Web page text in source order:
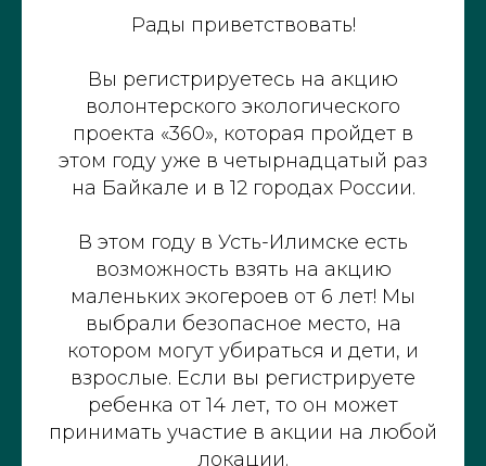
Рады приветствовать!
Вы регистрируетесь на акцию
волонтерского экологического
проекта «360», которая пройдет в
этом году уже в четырнадцатый раз
на Байкале и в 12 городах России.
В этом году в Усть-Илимске есть
возможность взять на акцию
маленьких экогероев от 6 лет! Мы
выбрали безопасное место, на
котором могут убираться и дети, и
взрослые. Если вы регистрируете
ребенка от 14 лет, то он может
принимать участие в акции на любой
локации.